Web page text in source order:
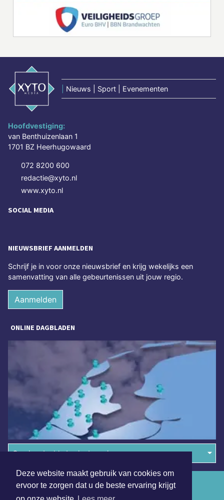
Deze website maakt gebruik van cookies om
ervoor te zorgen dat u de beste ervaring krijgt
Nieuws | Sport | Evenementen
Hoofdvestiging:
van Benthuizenlaan 1
1701 BZ Heerhugowaard
072 8200 600
redactie@xyto.nl
www.xyto.nl
SOCIAL MEDIA
NIEUWSBRIEF AANMELDEN
Schrijf je in voor onze nieuwsbrief en krijg wekelijks een
samenvatting van alle gebeurtenissen uit jouw regio.
Aanmelden
ONLINE DAGBLADEN
Overige dagbladen in de regio
Algemene voorwaarden